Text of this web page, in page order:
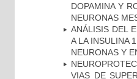
DOPAMINA Y
NEURONAS
ANÁLISIS DEL
A LA INSULINA
NEURONAS Y
VIAS DE